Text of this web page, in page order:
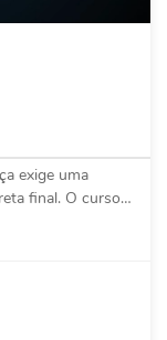
exige uma
final. O curso…